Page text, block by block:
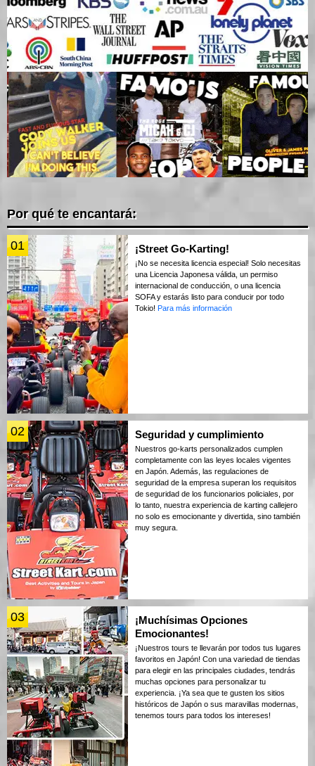
Por qué te encantará:
01 ¡Street Go-Karting!
¡No se necesita licencia especial! Solo necesitas
una Licencia Japonesa válida, un permiso
internacional de conducción, o una licencia
SOFA y estarás listo para conducir por todo
Tokio! Para más información
02 Seguridad y cumplimiento
Nuestros go-karts personalizados cumplen
completamente con las leyes locales vigentes
en Japón. Además, las regulaciones de
seguridad de la empresa superan los requisitos
de seguridad de los funcionarios policiales, por
lo tanto, nuestra experiencia de karting callejero
no solo es emocionante y divertida, sino también
muy segura.
03
¡Muchísimas Opciones
Emocionantes!
¡Nuestros tours te llevarán por todos tus lugares
favoritos en Japón! Con una variedad de tiendas
para elegir en las principales ciudades, tendrás
muchas opciones para personalizar tu
experiencia. ¡Ya sea que te gusten los sitios
históricos de Japón o sus maravillas modernas,
tenemos tours para todos los intereses!